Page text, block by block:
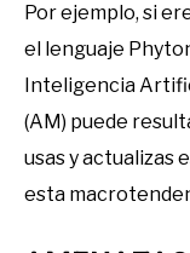
Por ejemplo, si
el lenguaje
Inteligencia
(AM) puede
usas y actualizas
esta